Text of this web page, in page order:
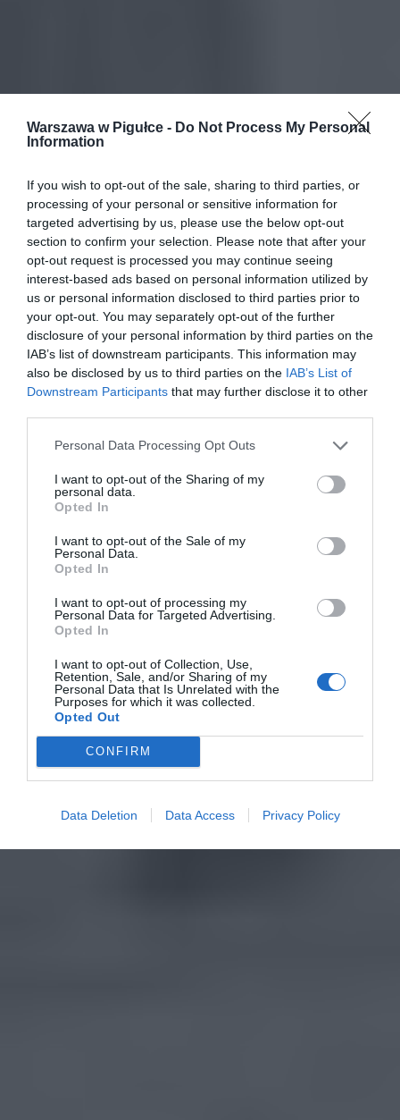
Warszawa w Pigułce - Do Not Process My Personal
Information
If you wish to opt-out of the sale, sharing to third parties, or
processing of your personal or sensitive information for
targeted advertising by us, please use the below opt-out
section to confirm your selection. Please note that after your
opt-out request is processed you may continue seeing
interest-based ads based on personal information utilized by
us or personal information disclosed to third parties prior to
your opt-out. You may separately opt-out of the further
disclosure of your personal information by third parties on the
IAB’s list of downstream participants. This information may
also be disclosed by us to third parties on the IAB’s List of
Downstream Participants that may further disclose it to other
Personal Data Processing Opt Outs
I want to opt-out of the Sharing of my
personal data.
Opted In
I want to opt-out of the Sale of my
Personal Data.
Opted In
I want to opt-out of processing my
Personal Data for Targeted Advertising.
Opted In
I want to opt-out of Collection, Use,
Retention, Sale, and/or Sharing of my
Personal Data that Is Unrelated with the
Purposes for which it was collected.
Opted Out
CONFIRM
Data Deletion Data Access Privacy Policy